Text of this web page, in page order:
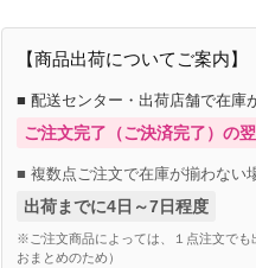
【商品出荷についてご案内】
■ 配送センター・出荷店舗で在庫
ご注文完了（ご決済完了）の
■ 複数点ご注文で在庫が揃わない
出荷までに4日～7日程度
※ご注文商品によっては、１点注文でも
おまとめのため）